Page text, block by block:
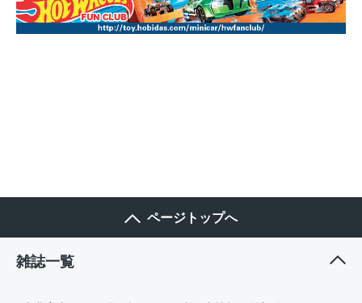
ページトップへ
雑誌一覧